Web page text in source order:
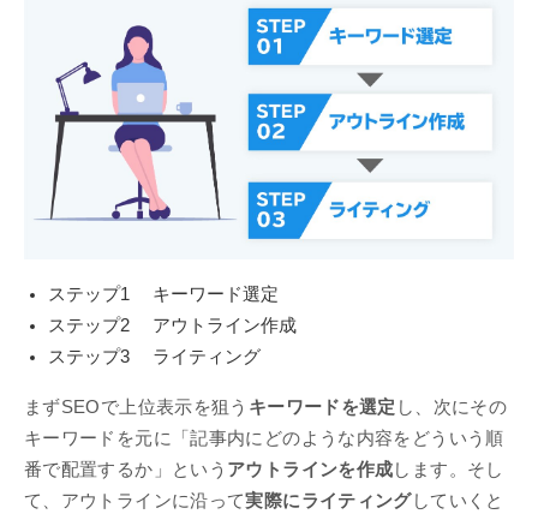
ステップ1 キーワード選定
ステップ2 アウトライン作成
ステップ3 ライティング
まずSEOで上位表示を狙う キーワードを選定 し、次にその
キーワードを元に「記事内にどのような内容をどういう順
番で配置するか」という アウトラインを作成します。そし
て、アウトラインに沿って実際にライティングしていくと